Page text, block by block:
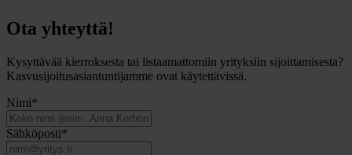
Ota yhteyttä!
Kysyttävää kierroksesta tai listaamattomiin yrityksiin sijoittamisesta?
Kasvusijoitusasiantuntijamme ovat käytettävissä.
Nimi*
Sähköposti*